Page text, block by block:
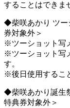
することはできま
◆柴咲あかり ツー
券対象外＞
※ツーショット写
※ツーショット写
す。
※後日使用するこ
◆柴咲あかり誕生
特典券対象外＞